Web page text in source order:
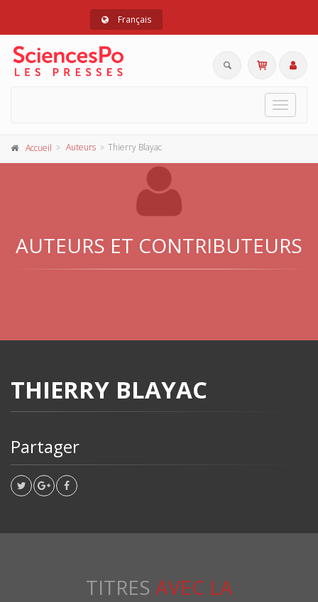
Français
Toggle
Accueil Auteurs Thierry Blayac
AUTEURS ET CONTRIBUTEURS
THIERRY BLAYAC
Partager
TITRES AVEC LA